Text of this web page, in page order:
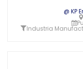
@ KP
Industria